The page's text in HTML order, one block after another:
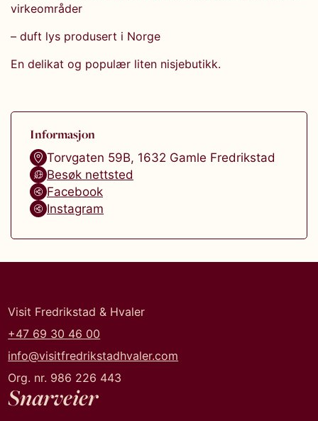
virkeområder
– duft lys produsert i Norge
En delikat og populær liten nisjebutikk.
Informasjon
Torvgaten 59B, 1632 Gamle Fredrikstad
Besøk nettsted
Facebook
Instagram
Visit Fredrikstad & Hvaler
+47 69 30 46 00
info@visitfredrikstadhvaler.com
Org. nr. 986 226 443
Snarveier